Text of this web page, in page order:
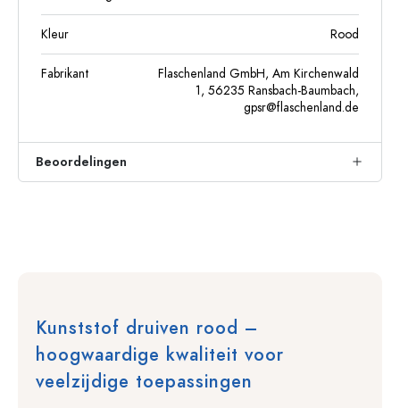
Kleur Rood
Fabrikant
Flaschenland GmbH, Am Kirchenwald
1, 56235 Ransbach-Baumbach,
gpsr@flaschenland.de
Beoordelingen
Kunststof druiven rood –
hoogwaardige kwaliteit voor
veelzijdige toepassingen